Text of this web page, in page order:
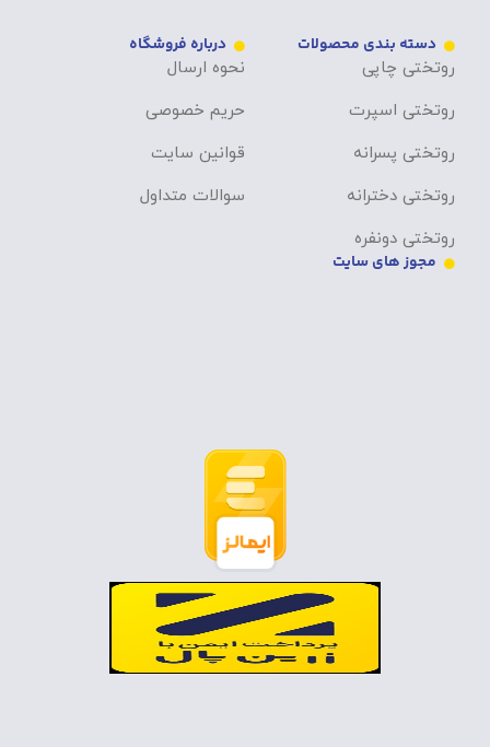
دسته بندی محصولات
روتختی چاپی
روتختی اسپرت
روتختی پسرانه
روتختی دخترانه
روتختی دونفره
درباره فروشگاه
نحوه ارسال
حریم خصوصی
قوانین سایت
سوالات متداول
مجوز های سایت